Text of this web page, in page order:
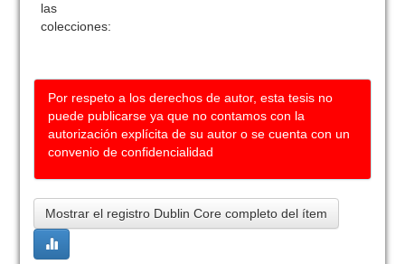
las
colecciones:
Por respeto a los derechos de autor, esta tesis no
puede publicarse ya que no contamos con la
autorización explícita de su autor o se cuenta con un
convenio de confidencialidad
Mostrar el registro Dublin Core completo del ítem